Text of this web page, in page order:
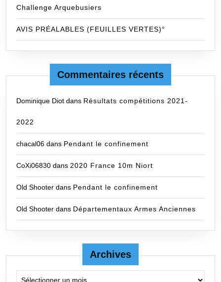
Challenge Arquebusiers
AVIS PRÉALABLES (FEUILLES VERTES)°
Commentaires récents
Dominique Diot dans Résultats compétitions 2021-
2022
chacal06 dans Pendant le confinement
CoXi06830 dans 2020 France 10m Niort
Old Shooter dans Pendant le confinement
Old Shooter dans Départementaux Armes Anciennes
Archives